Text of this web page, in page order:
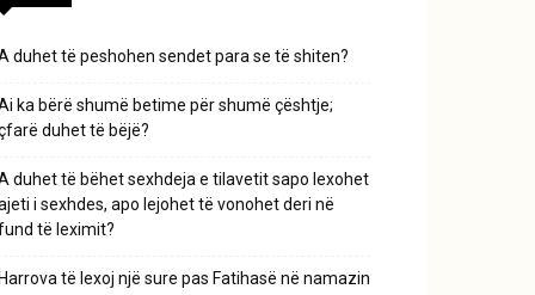
duhet të peshohen sendet para se të shiten?
ka bërë shumë betime për shumë çështje;
duhet të bëjë?
duhet të bëhet sexhdeja e tilavetit sapo lexohet
i sexhdes, apo lejohet të vonohet deri në
të leximit?
Harrova të lexoj një sure pas Fatihasë në namazin